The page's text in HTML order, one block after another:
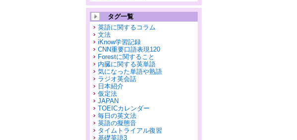
タグ一覧
英語に関するコラム
文法
iKnow学習記録
CNN重要口語表現120
Forestに関すること
内臓に関する英単語
気になった単語や熟語
ラジオ英会話
日本紹介
仮定法
JAPAN
TOEICカレンダー
毎日の英文法
英語の擬態音
タイムトライアル復習
基礎英語3